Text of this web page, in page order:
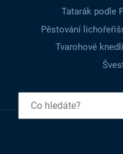
Tatarák podle
Pěstování
Tvarohové